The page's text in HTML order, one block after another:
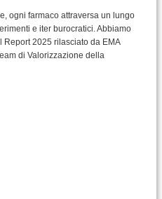
ogni farmaco attraversa un lungo
e iter burocratici. Abbiamo
2025 rilasciato da EMA
di Valorizzazione della